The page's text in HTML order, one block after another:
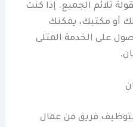
تلائم الجميع. إذا كنت
أو مكتبك، يمكنك
على الخدمة المثلى
فريق من عمال